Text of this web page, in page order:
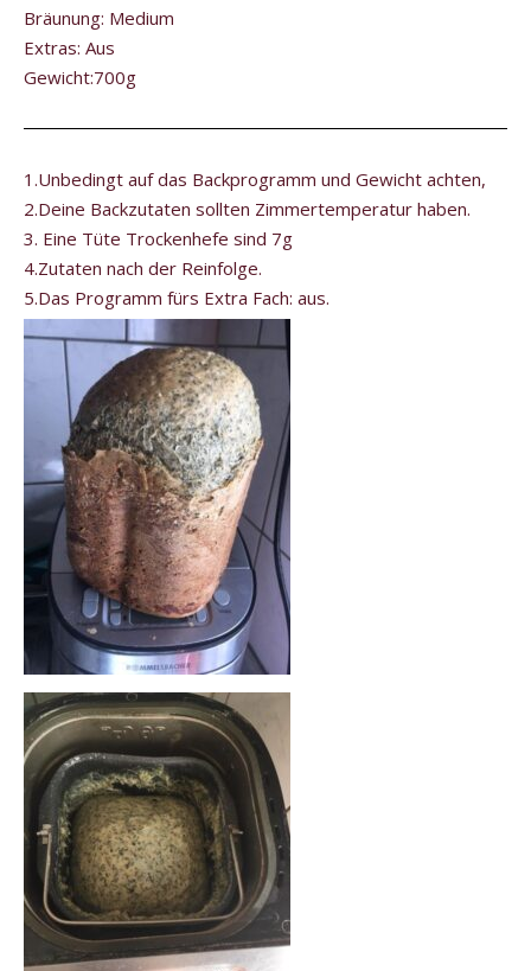
Bräunung: Medium
Extras: Aus
Gewicht:700g
1.Unbedingt auf das Backprogramm und Gewicht achten,
2.Deine Backzutaten sollten Zimmertemperatur haben.
3. Eine Tüte Trockenhefe sind 7g
4.Zutaten nach der Reinfolge.
5.Das Programm fürs Extra Fach: aus.